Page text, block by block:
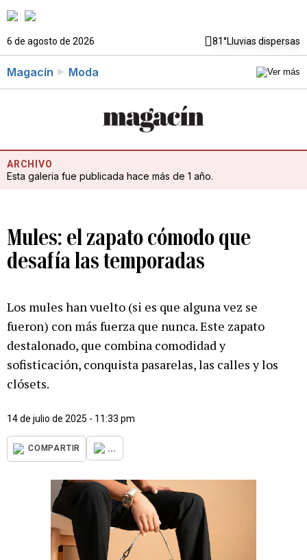
6 de agosto de 2026 81°Lluvias dispersas
Magacín Moda
ARCHIVO
Esta galeria fue publicada hace más de 1 año.
Mules: el zapato cómodo que
desafía las temporadas
Los mules han vuelto (si es que alguna vez se
fueron) con más fuerza que nunca. Este zapato
destalonado, que combina comodidad y
sofisticación, conquista pasarelas, las calles y los
clósets.
14 de julio de 2025 - 11:33 pm
COMPARTIR ...